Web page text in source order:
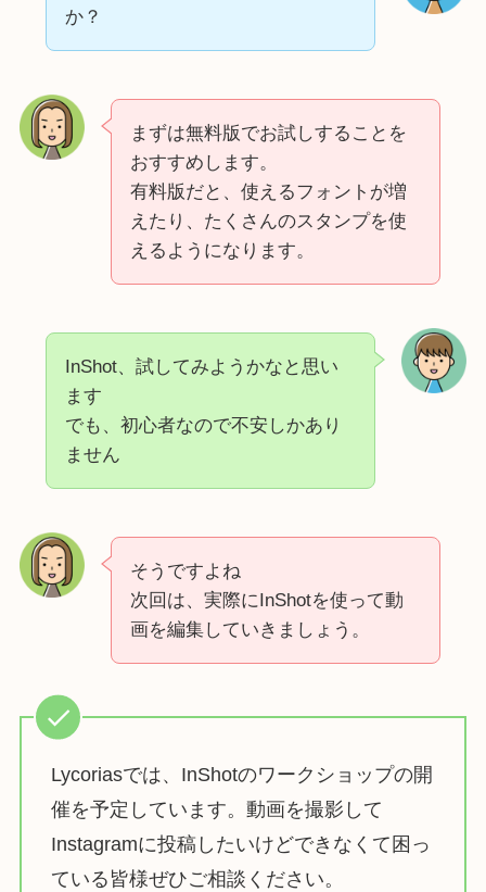
か？
まずは無料版でお試しすることを
おすすめします。
有料版だと、使えるフォントが増
えたり、たくさんのスタンプを使
えるようになります。
InShot、試してみようかなと思い
ます
でも、初心者なので不安しかあり
ません
そうですよね
次回は、実際にInShotを使って動
画を編集していきましょう。
Lycoriasでは、InShotのワークショップの開
催を予定しています。動画を撮影して
Instagramに投稿したいけどできなくて困っ
ている皆様ぜひご相談ください。